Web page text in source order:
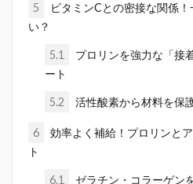
5
ビタミンCとの密接な関係
い？
5.1
プロリンを強力な「接
ート
5.2 活性酸素から材料を保
6
効率よく補給！プロリンと
ト
6.1
ゼラチン・コラーゲン